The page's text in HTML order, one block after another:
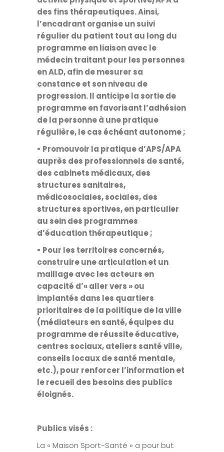
des fins thérapeutiques. Ainsi,
l’encadrant organise un suivi
régulier du patient tout au long du
programme en liaison avec le
médecin traitant pour les personnes
en ALD, afin de mesurer sa
constance et son niveau de
progression. Il anticipe la sortie de
programme en favorisant l’adhésion
de la personne à une pratique
régulière, le cas échéant autonome ;
• Promouvoir la pratique d’APS/APA
auprès des professionnels de santé,
des cabinets médicaux, des
structures sanitaires,
médicosociales, sociales, des
structures sportives, en particulier
au sein des programmes
d’éducation thérapeutique ;
• Pour les territoires concernés,
construire une articulation et un
maillage avec les acteurs en
capacité d’« aller vers » ou
implantés dans les quartiers
prioritaires de la politique de la ville
(médiateurs en santé, équipes du
programme de réussite éducative,
centres sociaux, ateliers santé ville,
conseils locaux de santé mentale,
etc.), pour renforcer l’information et
le recueil des besoins des publics
éloignés.
Publics visés :
La « Maison Sport-Santé » a pour but